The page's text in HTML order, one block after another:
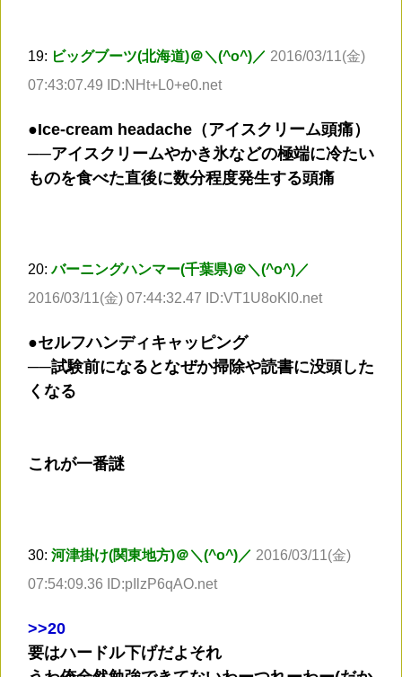
19: ビッグブーツ(北海道)＠＼(^o^)／ 2016/03/11(金)
07:43:07.49 ID:NHt+L0+e0.net
●Ice-cream headache（アイスクリーム頭痛）
──アイスクリームやかき氷などの極端に冷たい
ものを食べた直後に数分程度発生する頭痛
20:バーニングハンマー(千葉県)＠＼(^o^)／
2016/03/11(金) 07:44:32.47 ID:VT1U8oKl0.net
●セルフハンディキャッピング
──試験前になるとなぜか掃除や読書に没頭した
くなる
これが一番謎
30: 河津掛け(関東地方)＠＼(^o^)／ 2016/03/11(金)
07:54:09.36 ID:pIlzP6qAO.net
>>20
要はハードル下げだよそれ